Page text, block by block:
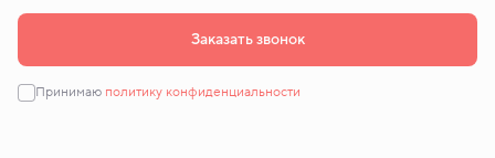
Заказать звонок
Принимаю политику конфиденциальности